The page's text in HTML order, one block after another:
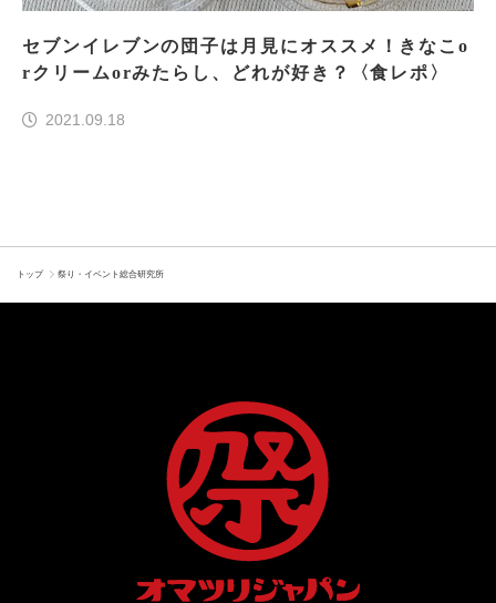
セブンイレブンの団子は月見にオススメ！きなこo
rクリームorみたらし、どれが好き？〈食レポ〉
2021.09.18
トップ 祭り・イベント総合研究所